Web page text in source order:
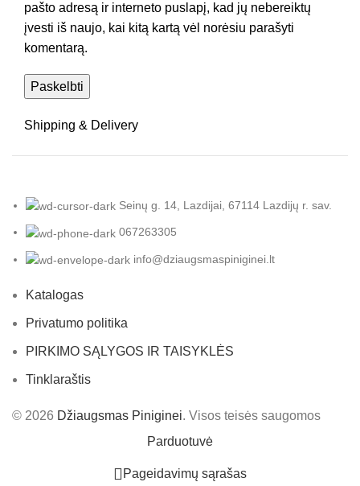
pašto adresą ir interneto puslapį, kad jų nebereiktų
įvesti iš naujo, kai kitą kartą vėl norėsiu parašyti
komentarą.
Shipping & Delivery
Seinų g. 14, Lazdijai, 67114 Lazdijų r. sav.
067263305
info@dziaugsmaspiniginei.lt
Katalogas
Privatumo politika
PIRKIMO SĄLYGOS IR TAISYKLĖS
Tinklaraštis
© 2026 Džiaugsmas Piniginei. Visos teisės saugomos
Parduotuvė
Pageidavimų sąrašas